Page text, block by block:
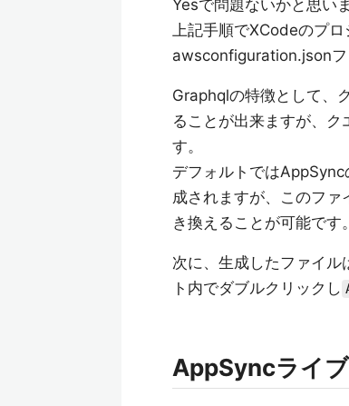
Yesで問題ないかと思いま
上記手順でXCodeのプ
awsconfiguration.jsonフ
Graphqlの特徴として、
ることが出来ますが、
す。
デフォルトでは
成されますが、このフ
き換えることが可能です。
次に、生成したファイ
ト内でダブルクリックし
AppSyncライ